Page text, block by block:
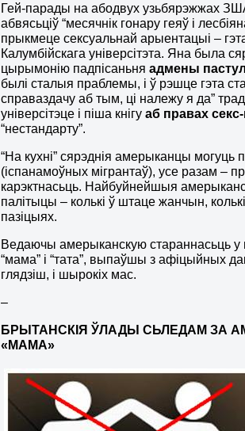
Гей-парады на абодвух узьбярэжжах
абвясьціў “месячнік гонару геяў і
прыкмеце сексуальнай арыентацыі –
Калумбійскага універсітэта. Яна была
цырымонію падпісаньняадмены
былі сталыя праблемы, і ў рэшце гэта
справаздачу аб тым, ці належу я да”
універсітэце і піша кнігуаб правах
“нестандарту”.
“На кухні” сярэднія амерыканцы могуць
(іспанамоўных мігрантаў), усе разам –
карэктнасьць. Найбуйнейшыя
палітыцы – колькі ў штаце жанчын,
пазіцыях.
Ведаючы амерыканскую стараннасьць у
“мама” і “тата”, выпаўшы з афіцыйных
глядзіш, і шырокіх мас.
–
БРЫТАНСКІЯ ЎЛАДЫ СЬЛЕДАМ ЗА
«МАМА»